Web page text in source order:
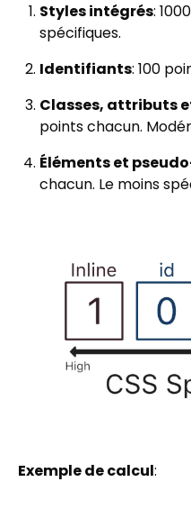
Styles intégrés:
spécifiques.
Identifiants: 100
Classes, attributs
points chacun.
Éléments et
chacun. Le moins
Exemple de calcul: